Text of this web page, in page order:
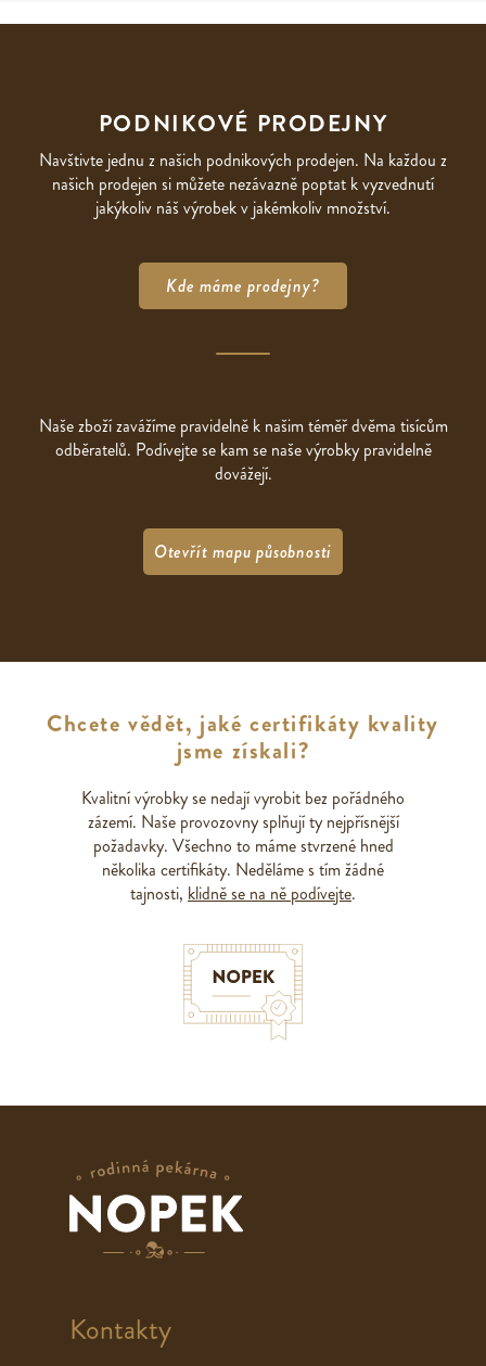
PODNIKOVÉ PRODEJNY
Navštivte jednu z našich podnikových prodejen. Na každou z
našich prodejen si můžete nezávazně poptat k vyzvednutí
jakýkoliv náš výrobek v jakémkoliv množství.
Kde máme prodejny?
Naše zboží zavážíme pravidelně k našim téměř dvěma tisícům
odběratelů. Podívejte se kam se naše výrobky pravidelně
dovážejí.
Otevřít mapu působnosti
Chcete vědět, jaké certifikáty kvality
jsme získali?
Kvalitní výrobky se nedají vyrobit bez pořádného
zázemí. Naše provozovny splňují ty nejpřísnější
požadavky. Všechno to máme stvrzené hned
několika certifikáty. Neděláme s tím žádné
tajnosti, klidně se na ně podívejte.
Kontakty